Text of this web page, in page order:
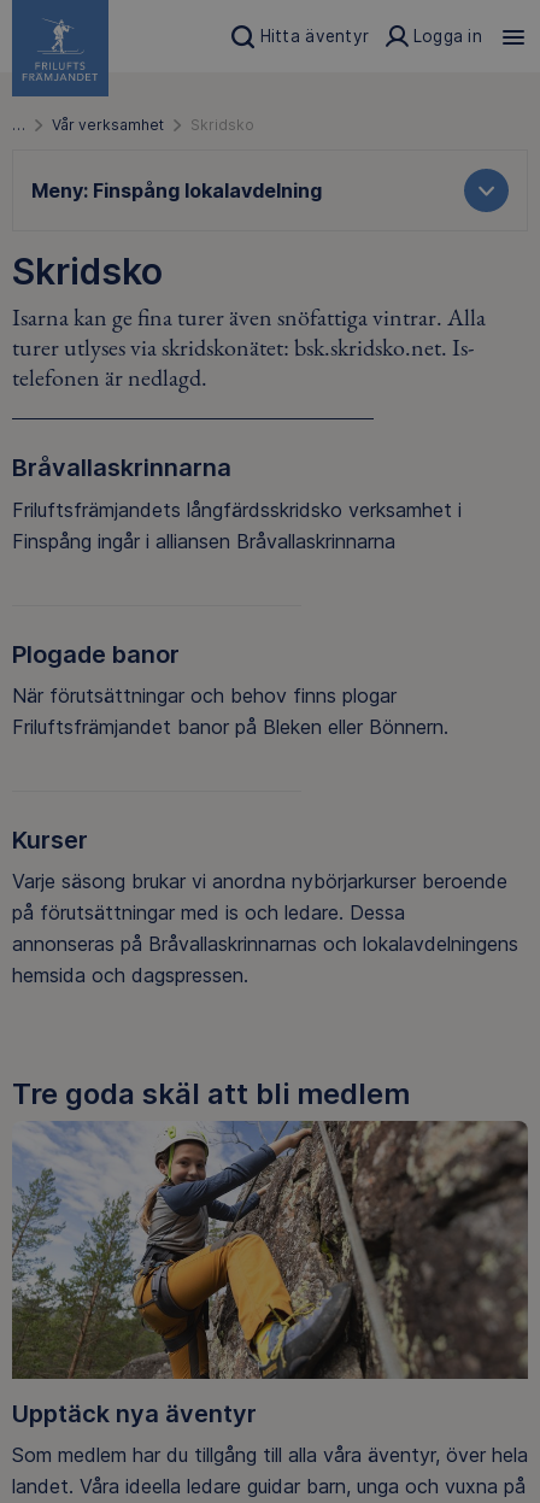
Hitta äventyr Logga in
… Vår verksamhet Skridsko
Meny: Finspång lokalavdelning
Skridsko
Isarna kan ge fina turer även snöfattiga vintrar. Alla
turer utlyses via skridskonätet: bsk.skridsko.net. Is-
telefonen är nedlagd.
Bråvallaskrinnarna
Friluftsfrämjandets långfärdsskridsko verksamhet i
Finspång ingår i alliansen Bråvallaskrinnarna
Plogade banor
När förutsättningar och behov finns plogar
Friluftsfrämjandet banor på Bleken eller Bönnern.
Kurser
Varje säsong brukar vi anordna nybörjarkurser beroende
på förutsättningar med is och ledare. Dessa
annonseras på Bråvallaskrinnarnas och lokalavdelningens
hemsida och dagspressen.
Tre goda skäl att bli medlem
Upptäck nya äventyr
Som medlem har du tillgång till alla våra äventyr, över hela
landet. Våra ideella ledare guidar barn, unga och vuxna på